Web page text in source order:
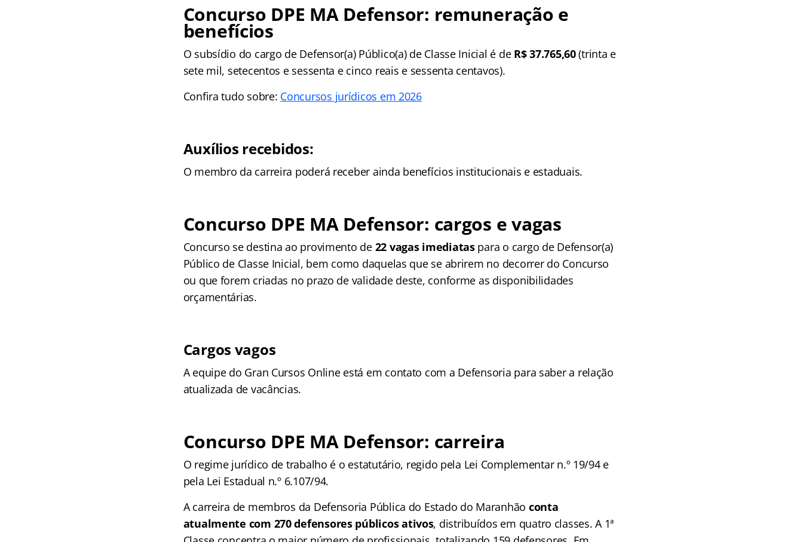
Concurso DPE MA Defensor: remuneração e
benefícios
O subsídio do cargo de Defensor(a) Público(a) de Classe Inicial é de R$ 37.765,60(trinta e
sete mil, setecentos e sessenta e cinco reais e sessenta centavos).
Confira tudo sobre: Concursos jurídicos em 2026
Auxílios recebidos:
O membro da carreira poderá receber ainda benefícios institucionais e estaduais.
Concurso DPE MA Defensor: cargos e vagas
Concurso se destina ao provimento de 22 vagas imediataspara o cargo de Defensor(a)
Público de Classe Inicial, bem como daquelas que se abrirem no decorrer do Concurso
ou que forem criadas no prazo de validade deste, conforme as disponibilidades
orçamentárias.
Cargos vagos
A equipe do Gran Cursos Online está em contato com a Defensoria para saber a relação
atualizada de vacâncias.
Concurso DPE MA Defensor: carreira
O regime jurídico de trabalho é o estatutário, regido pela Lei Complementar n.º 19/94 e
pela Lei Estadual n.º 6.107/94.
A carreira de membros da Defensoria Pública do Estado do Maranhão conta
atualmente com 270 defensores públicos ativos, distribuídos em quatro classes. A 1ª